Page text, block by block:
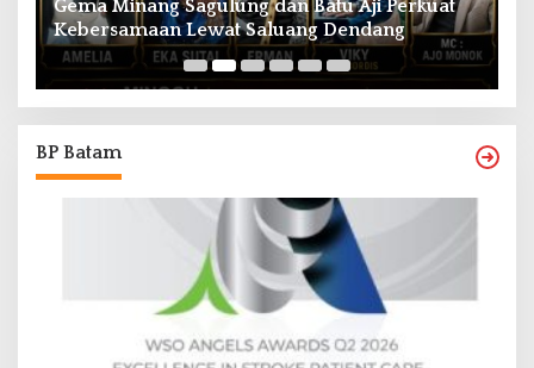
Gema Minang Sagulung dan Batu Aji Perkuat
Kebersamaan Lewat Saluang Dendang
BP Batam